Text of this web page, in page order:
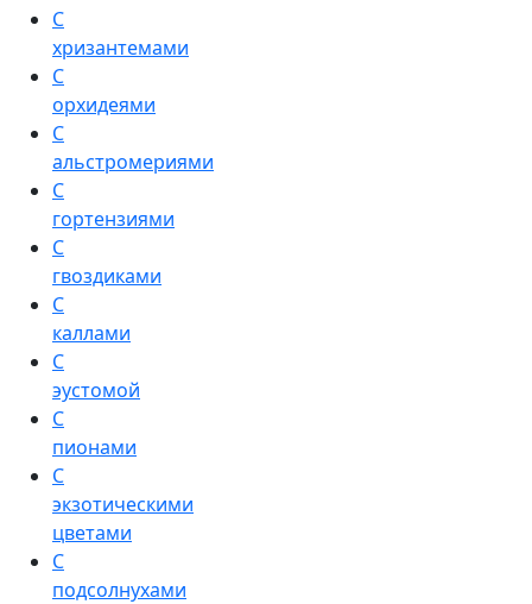
С
хризантемами
С
орхидеями
С
альстромериями
С
гортензиями
С
гвоздиками
С
каллами
С
эустомой
С
пионами
С
экзотическими
цветами
С
подсолнухами